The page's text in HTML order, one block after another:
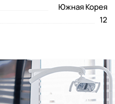
Южная Корея
12